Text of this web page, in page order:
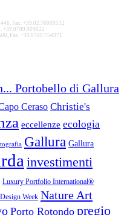
Fax. +39.02.76009512
+39.0789.909022
Fax. +39.0789.754371
Portobello di Gallura
Ceraso Christie's
eccellenze ecologia
Gallura Gallura
investimenti
Luxury Portfolio International®
Week Nature Art
Porto Rotondo pregio